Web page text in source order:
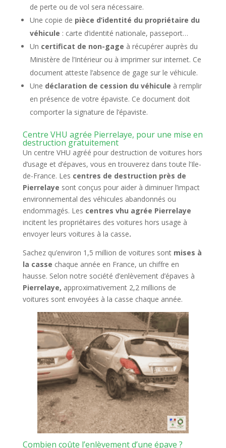
de perte ou de vol sera nécessaire.
Une copie de pièce d’identité du propriétaire du
véhicule : carte d’identité nationale, passeport…
Un certificat de non-gage à récupérer auprès du
Ministère de l’Intérieur ou à imprimer sur internet. Ce
document atteste l’absence de gage sur le véhicule.
Une déclaration de cession du véhicule à remplir
en présence de votre épaviste. Ce document doit
comporter la signature de l’épaviste.
Centre VHU agrée Pierrelaye, pour une mise en
destruction gratuitement
Un centre VHU agréé pour destruction de voitures hors
d’usage et d’épaves, vous en trouverez dans toute l’Ile-
de-France. Les centres de destruction près de
Pierrelaye sont conçus pour aider à diminuer l’impact
environnemental des véhicules abandonnés ou
endommagés. Les centres vhu agrée Pierrelaye
incitent les propriétaires des voitures hors usage à
envoyer leurs voitures à la casse.
Sachez qu’environ 1,5 million de voitures sont mises à
la casse chaque année en France, un chiffre en
hausse. Selon notre société d’enlèvement d’épaves à
Pierrelaye, approximativement 2,2 millions de
voitures sont envoyées à la casse chaque année.
Combien coûte l’enlèvement d’une épave ?